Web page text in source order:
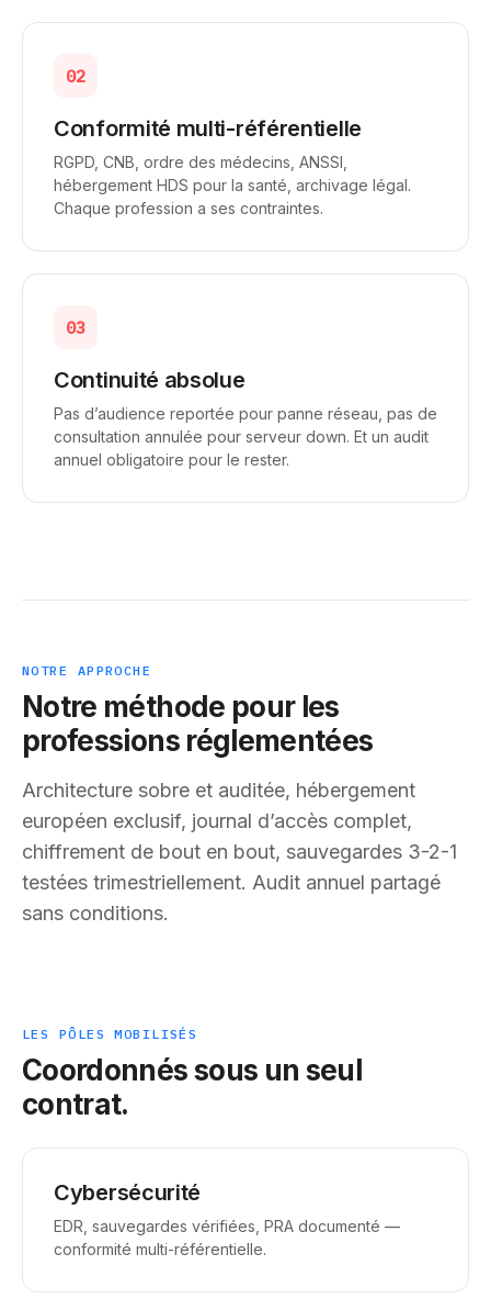
02
Conformité multi-référentielle
RGPD, CNB, ordre des médecins, ANSSI,
hébergement HDS pour la santé, archivage légal.
Chaque profession a ses contraintes.
03
Continuité absolue
Pas d’audience reportée pour panne réseau, pas de
consultation annulée pour serveur down. Et un audit
annuel obligatoire pour le rester.
NOTRE APPROCHE
Notre méthode pour les
professions réglementées
Architecture sobre et auditée, hébergement
européen exclusif, journal d’accès complet,
chiffrement de bout en bout, sauvegardes 3-2-1
testées trimestriellement. Audit annuel partagé
sans conditions.
LES PÔLES MOBILISÉS
Coordonnés sous un seul
contrat.
Cybersécurité
EDR, sauvegardes vérifiées, PRA documenté —
conformité multi-référentielle.